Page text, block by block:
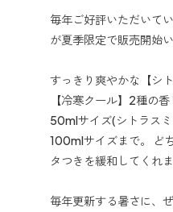
毎年ご好評いただいて
が夏季限定で販売開始
すっきり爽やかな【シ
【冷寒クール】2種の
50mlサイズ(シトラス
100mlサイズまで。 ど
タつきを緩和してくれま
毎年更新する暑さに、